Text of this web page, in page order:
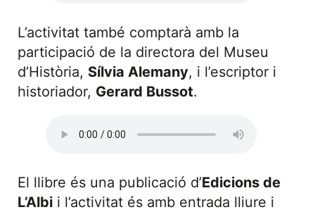
L’activitat també comptarà amb la
participació de la directora del Museu
d’Història, Sílvia Alemany, i l’escriptor i
historiador, Gerard Bussot.
El llibre és una publicació d’Edicions de
L’Albi i l’activitat és amb entrada lliure i